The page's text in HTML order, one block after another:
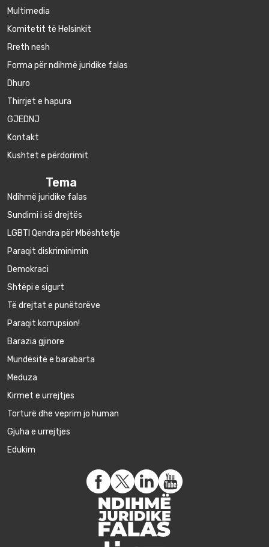
Multimedia
Komitetit të Helsinkit
Rreth nesh
Forma për ndihmë juridike falas
Dhuro
Thirrjet e hapura
GJEDNJ
Kontakt
Kushtet e përdorimit
Tema
Ndihmë juridike falas
Sundimi i së drejtës
LGBTI Qendra për Mbështetje
Paraqit diskriminimin
Demokraci
Shtëpi e sigurt
Të drejtat e punëtorëve
Paraqit korrupsion!
Barazia gjinore
Mundësitë e barabarta
Meduza
Kirmet e urrejtjes
Torturë dhe veprim jo human
Gjuha e urrejtjes
Edukim